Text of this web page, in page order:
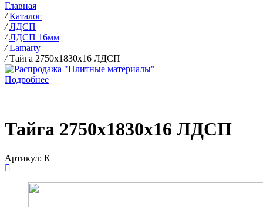
Главная
/ Каталог
/ ЛДСП
/ ЛДСП 16мм
/ Lamarty
/ Тайга 2750х1830х16 ЛДСП
Подробнее
Тайга 2750х1830х16 ЛДСП
Артикул: К